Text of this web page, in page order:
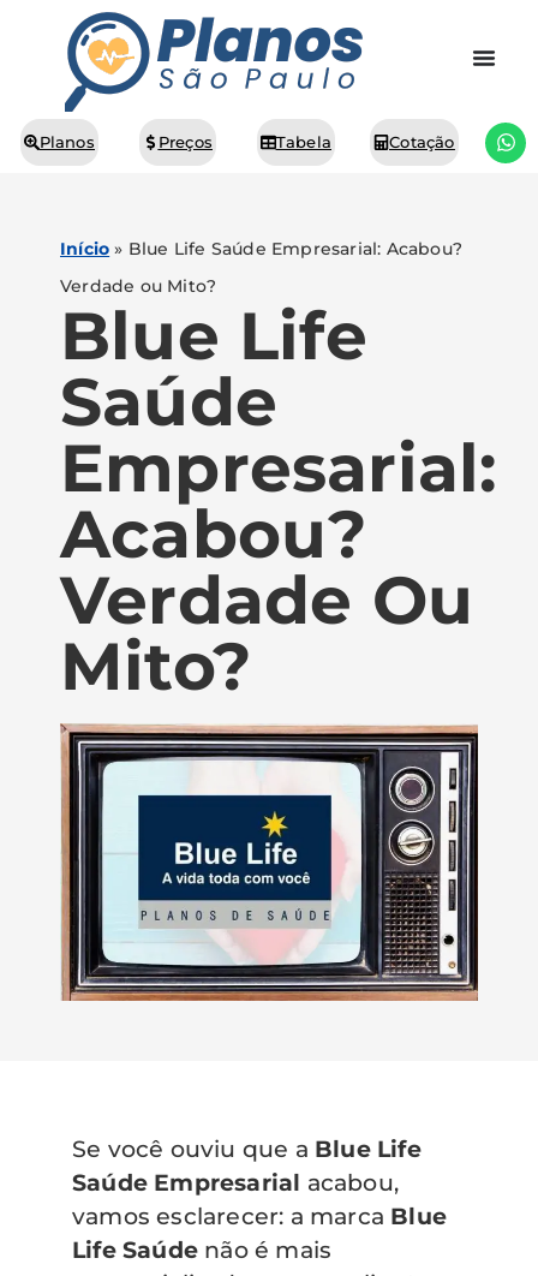
Planos Preços Tabela Cotação
Início » Blue Life Saúde Empresarial: Acabou?
Verdade ou Mito?
Blue Life
Saúde
Empresarial:
Acabou?
Verdade Ou
Mito?
Se você ouviu que a Blue Life
Saúde Empresarial acabou,
vamos esclarecer: a marca Blue
Life Saúde não é mais